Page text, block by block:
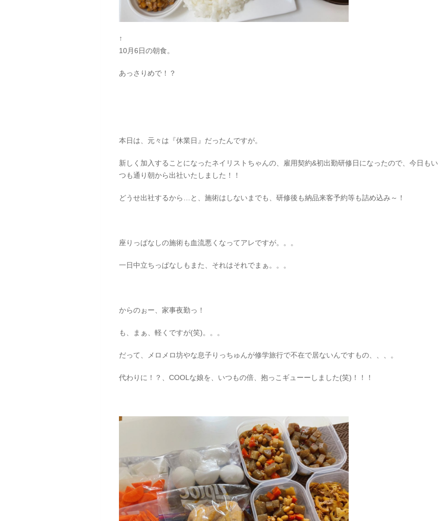
↑
10月6日の朝食。
あっさりめで！？
本日は、元々は『休業日』だったんですが。
新しく加入することになったネイリストちゃんの、雇用契約&初出勤研修日になったので、今日もい
つも通り朝から出社いたしました！！
どうせ出社するから…と、施術はしないまでも、研修後も納品来客予約等も詰め込み～！
座りっぱなしの施術も血流悪くなってアレですが。。。
一日中立ちっぱなしもまた、それはそれでまぁ。。。
からのぉー、家事夜勤っ！
も、まぁ、軽くですが(笑)。。。
だって、メロメロ坊やな息子りっちゅんが修学旅行で不在で居ないんですもの、、、。
代わりに！？、COOLな娘を、いつもの倍、抱っこギューーしました(笑)！！！